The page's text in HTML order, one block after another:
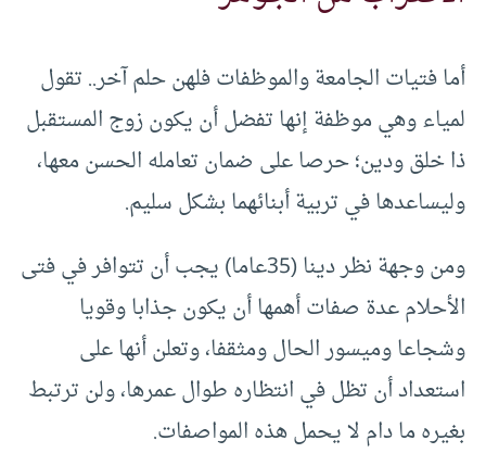
أما فتيات الجامعة والموظفات فلهن حلم آخر.. تقول
لمياء وهي موظفة إنها تفضل أن يكون زوج المستقبل
ذا خلق ودين؛ حرصا على ضمان تعامله الحسن معها،
وليساعدها في تربية أبنائهما بشكل سليم.
ومن وجهة نظر دينا (35عاما) يجب أن تتوافر في فتى
الأحلام عدة صفات أهمها أن يكون جذابا وقويا
وشجاعا وميسور الحال ومثقفا، وتعلن أنها على
استعداد أن تظل في انتظاره طوال عمرها، ولن ترتبط
بغيره ما دام لا يحمل هذه المواصفات.